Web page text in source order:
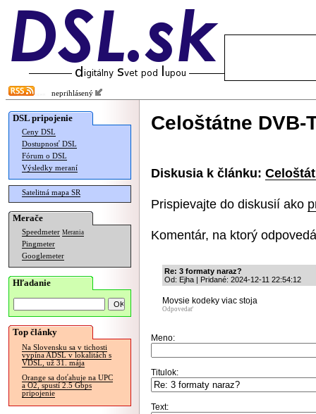
neprihlásený
DSL pripojenie
Ceny DSL
Dostupnosť DSL
Fórum o DSL
Výsledky meraní
Satelitná mapa SR
Merače
Speedmeter Merania
Pingmeter
Googlemeter
Hľadanie
Top články
Na Slovensku sa v tichosti
vypína ADSL v lokalitách s
VDSL, už 31. mája
Orange sa doťahuje na UPC
a O2, spustí 2.5 Gbps
pripojenie
Celoštátne
Diskusia k článku:
Prispievajte do diskusií ako
Komentár, na ktorý
Re: 3 formaty naraz?
Od: Ejha | Pridané: 2024-12-11 22:54:12
Movsie kodeky viac stoja
Odpovedať
Meno:
Titulok:
Text: